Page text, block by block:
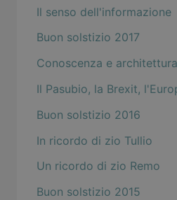
Il senso dell'informazione
Buon solstizio 2017
Conoscenza e
Il Pasubio, la Brexit,
Buon solstizio 2016
In ricordo di zio Tullio
Un ricordo di zio Remo
Buon solstizio 2015